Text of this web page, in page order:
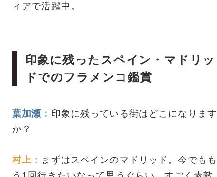
ィアで活躍中。
印象に残ったスペイン・マドリッ
ドでのフラメンコ鑑賞
葉加瀬： 印象に残っている街はどこになります
か？
村上： まずはスペインのマドリッド。今でもも